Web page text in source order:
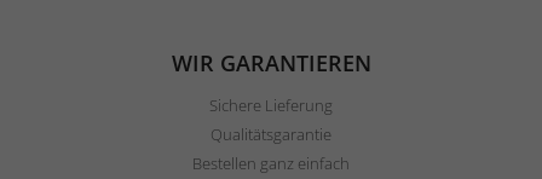
WIR GARANTIEREN
Sichere Lieferung
Qualitätsgarantie
Bestellen ganz einfach